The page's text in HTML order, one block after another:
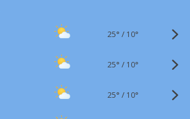
25° / 10°
25° / 10°
25° / 10°